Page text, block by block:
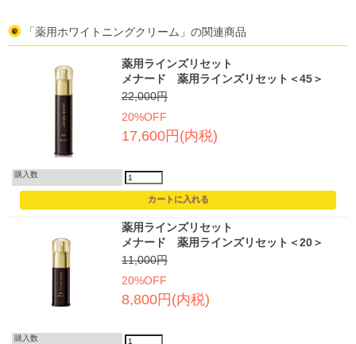
「薬用ホワイトニングクリーム」の関連商品
薬用ラインズリセット
メナード 薬用ラインズリセット＜45＞
22,000円
20%OFF
17,600円(内税)
購入数
薬用ラインズリセット
メナード 薬用ラインズリセット＜20＞
11,000円
20%OFF
8,800円(内税)
購入数